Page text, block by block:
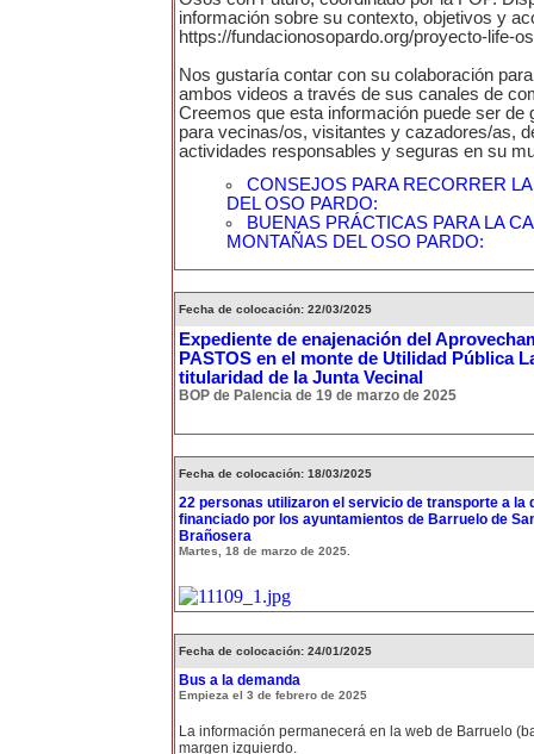
información sobre su contexto, objetivos y
https://fundacionosopardo.org/proyecto-life-
Nos gustaría contar con su colaboración
ambos videos a través de sus canales de
Creemos que esta información puede ser de
para vecinas/os, visitantes y cazadores/as,
actividades responsables y seguras en su
CONSEJOS PARA RECORRER
DEL OSO PARDO:
BUENAS PRÁCTICAS PARA LA
MONTAÑAS DEL OSO PARDO:
Fecha de colocación: 22/03/2025
Expediente de enajenación del
PASTOS en el monte de Utilidad Pública
titularidad de la Junta Vecinal
BOP de Palencia de 19 de marzo de 2025
Fecha de colocación: 18/03/2025
22 personas utilizaron el servicio de transporte a la
financiado por los ayuntamientos de Barruelo de
Brañosera
Martes, 18 de marzo de 2025.
Fecha de colocación: 24/01/2025
Bus a la demanda
Empieza el 3 de febrero de 2025
La información permanecerá en la web de Barruelo
margen izquierdo.